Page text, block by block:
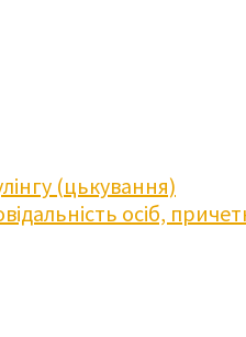
(цькування)
осіб,